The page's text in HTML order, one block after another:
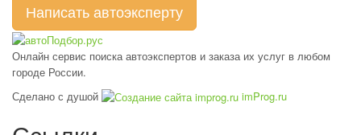
Написать автоэксперту
Онлайн сервис поиска автоэкспертов и заказа их услуг в любом
городе России.
Сделано с душой
imProg.ru